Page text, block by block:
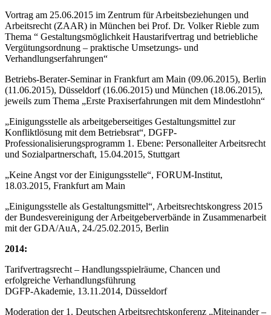
Vortrag am 25.06.2015 im Zentrum für Arbeitsbeziehungen und
Arbeitsrecht (ZAAR) in München bei Prof. Dr. Volker Rieble zum
Thema “ Gestaltungsmöglichkeit Haustarifvertrag und betriebliche
Vergütungsordnung – praktische Umsetzungs- und
Verhandlungserfahrungen“
Betriebs-Berater-Seminar in Frankfurt am Main (09.06.2015), Berlin
(11.06.2015), Düsseldorf (16.06.2015) und München (18.06.2015),
jeweils zum Thema „Erste Praxiserfahrungen mit dem Mindestlohn“
„Einigungsstelle als arbeitgeberseitiges Gestaltungsmittel zur
Konfliktlösung mit dem Betriebsrat“, DGFP-
Professionalisierungsprogramm 1. Ebene: Personalleiter Arbeitsrecht
und Sozialpartnerschaft, 15.04.2015, Stuttgart
„Keine Angst vor der Einigungsstelle“, FORUM-Institut,
18.03.2015, Frankfurt am Main
„Einigungsstelle als Gestaltungsmittel“, Arbeitsrechtskongress 2015
der Bundesvereinigung der Arbeitgeberverbände in Zusammenarbeit
mit der GDA/AuA, 24./25.02.2015, Berlin
2014:
Tarifvertragsrecht – Handlungsspielräume, Chancen und
erfolgreiche Verhandlungsführung
DGFP-Akademie, 13.11.2014, Düsseldorf
Moderation der 1. Deutschen Arbeitsrechtskonferenz „Miteinander –